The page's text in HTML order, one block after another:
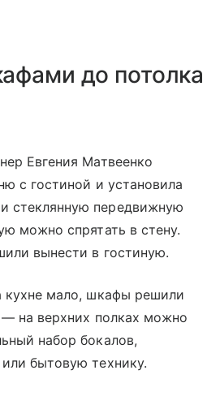
до потолка
Евгения Матвеенко
с гостиной и установила
стеклянную передвижную
можно спрятать в стену.
вынести в гостиную.
кухне мало, шкафы решили
— на верхних полках можно
набор бокалов,
бытовую технику.